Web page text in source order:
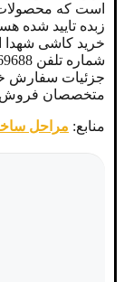
است که
زبده تایید شده
خرید کاشی شهدا
جزئیات سفارش
متخصصان فروش
منابع: مراحل